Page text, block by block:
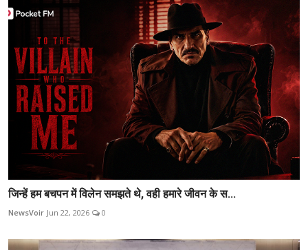
जिन्हें हम बचपन में विलेन समझते थे, वही हमारे जीवन के स...
NewsVoir Jun 22, 2026 0